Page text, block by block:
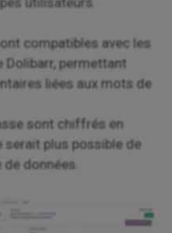
compatibles avec les
permettant
liées aux mots de
sont chiffrés en
plus possible de
données.